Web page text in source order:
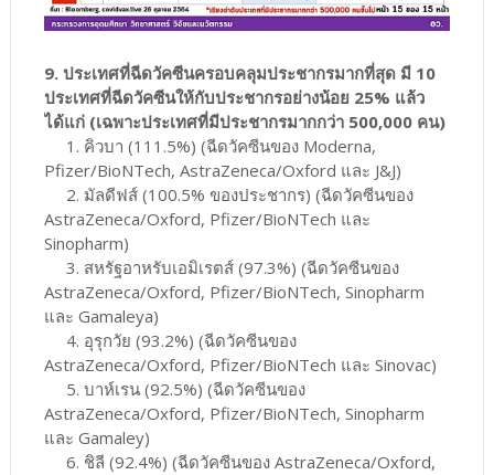
9. ประเทศที่ฉีดวัคซีนครอบคลุมประชากรมากที่สุด มี 10
ประเทศที่ฉีดวัคซีนให้กับประชากรอย่างน้อย 25% แล้ว
ได้แก่ (เฉพาะประเทศที่มีประชากรมากกว่า 500,000 คน)
1. คิวบา (111.5%) (ฉีดวัคซีนของ Moderna,
Pfizer/BioNTech, AstraZeneca/Oxford และ J&J)
2. มัลดีฟส์ (100.5% ของประชากร) (ฉีดวัคซีนของ
AstraZeneca/Oxford, Pfizer/BioNTech และ
Sinopharm)
3. สหรัฐอาหรับเอมิเรตส์ (97.3%) (ฉีดวัคซีนของ
AstraZeneca/Oxford, Pfizer/BioNTech, Sinopharm
และ Gamaleya)
4. อุรุกวัย (93.2%) (ฉีดวัคซีนของ
AstraZeneca/Oxford, Pfizer/BioNTech และ Sinovac)
5. บาห์เรน (92.5%) (ฉีดวัคซีนของ
AstraZeneca/Oxford, Pfizer/BioNTech, Sinopharm
และ Gamaley)
6. ชิลี (92.4%) (ฉีดวัคซีนของ AstraZeneca/Oxford,